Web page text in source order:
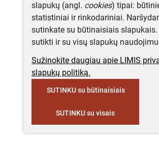
slapukų (angl. cookies) tipai:
statistiniai ir rinkodariniai.
sutinkate su būtinaisiais
sutikti ir su visų slapukų
Sužinokite daugiau apie LIMIS
slapukų politiką.
SUTINKU su būtinaisiais
SUTINKU su visais